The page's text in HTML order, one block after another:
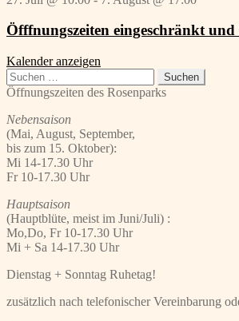
Öfffnungszeiten eingeschränkt und
Kalender anzeigen
Suchen
nach:
Öffnungszeiten des Rosenparks
Nebensaison
(Mai, August, September,
bis zum 15. Oktober):
Mi 14-17.30 Uhr
Fr 10-17.30 Uhr
Hauptsaison
(Hauptblüte, meist im Juni/Juli) :
Mo,Do, Fr 10-17.30 Uhr
Mi + Sa 14-17.30 Uhr
Dienstag + Sonntag Ruhetag!
zusätzlich nach telefonischer Vereinbarung